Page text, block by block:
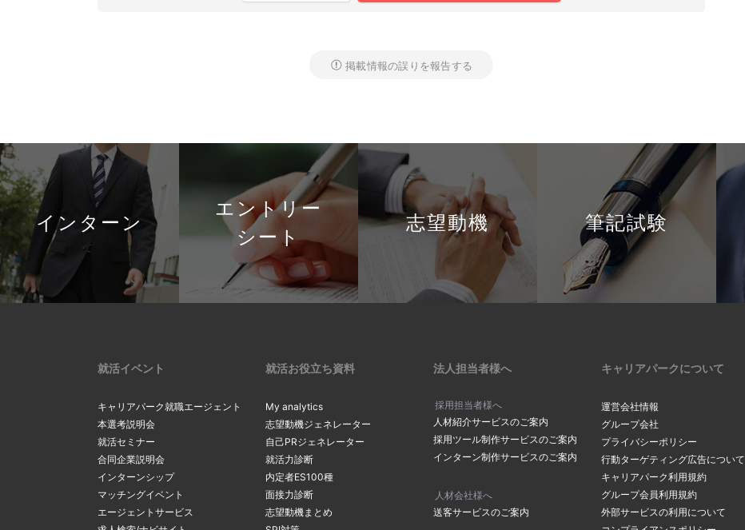
掲載情報の誤りを報告する
インターン
エントリー
シート
志望動機 筆記試験
就活イベント
キャリアパーク就職エージェント
本選考説明会
就活セミナー
合同企業説明会
インターンシップ
マッチングイベント
エージェントサービス
就活お役立ち資料
My analytics
志望動機ジェネレーター
自己PRジェネレーター
就活力診断
内定者ES100種
面接力診断
志望動機まとめ
法人担当者様へ
採用担当者様へ
人材紹介サービスのご案内
採用ツール制作サービスのご案内
インターン制作サービスのご案内
人材会社様へ
送客サービスのご案内
キャリアパークについて
運営会社情報
グループ会社
プライバシーポリシー
行動ターゲティング広告について
キャリアパーク利用規約
グループ会員利用規約
外部サービスの利用について